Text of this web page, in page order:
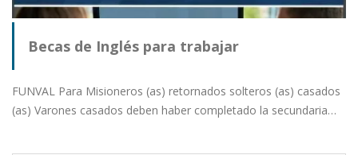
Becas de Inglés para trabajar
FUNVAL Para Misioneros (as) retornados solteros (as) casados
(as) Varones casados deben haber completado la secundaria…